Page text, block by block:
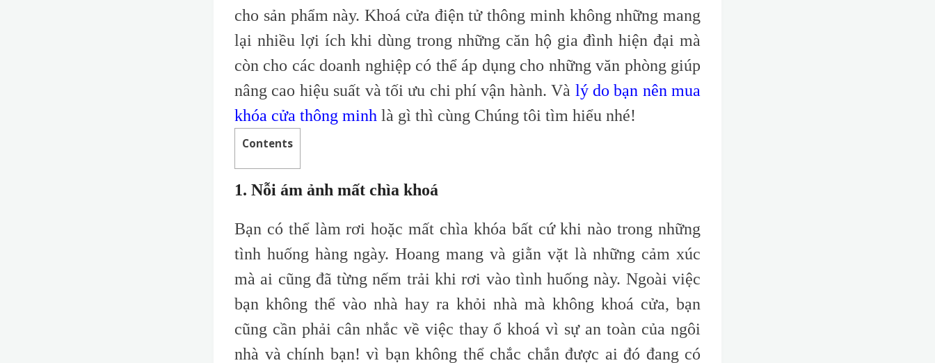
cho sản phẩm này. Khoá cửa điện tử thông minh không những mang
lại nhiều lợi ích khi dùng trong những căn hộ gia đình hiện đại mà
còn cho các doanh nghiệp có thể áp dụng cho những văn phòng giúp
nâng cao hiệu suất và tối ưu chi phí vận hành. Và lý do bạn nên mua
khóa cửa thông minh là gì thì cùng Chúng tôi tìm hiểu nhé!
Contents
1. Nỗi ám ảnh mất chìa khoá
Bạn có thể làm rơi hoặc mất chìa khóa bất cứ khi nào trong những
tình huống hàng ngày. Hoang mang và giằn vặt là những cảm xúc
mà ai cũng đã từng nếm trải khi rơi vào tình huống này. Ngoài việc
bạn không thể vào nhà hay ra khỏi nhà mà không khoá cửa, bạn
cũng cần phải cân nhắc về việc thay ổ khoá vì sự an toàn của ngôi
nhà và chính bạn! vì bạn không thể chắc chắn được ai đó đang có